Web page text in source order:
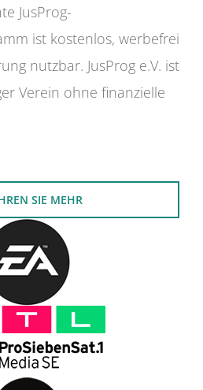
JusProg-
ist kostenlos, werbefrei
nutzbar. JusProg e.V. ist
Verein ohne finanzielle
SIE MEHR